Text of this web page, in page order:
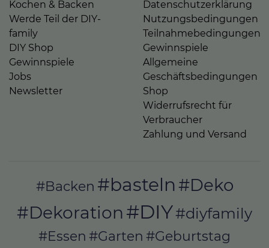
Kochen & Backen
Werde Teil der DIY-
family
DIY Shop
Gewinnspiele
Jobs
Newsletter
Datenschutzerklärung
Nutzungsbedingungen
Teilnahmebedingungen
Gewinnspiele
Allgemeine
Geschäftsbedingungen
Shop
Widerrufsrecht für
Verbraucher
Zahlung und Versand
#Backen #basteln #Deko
#Dekoration #DIY#diyfamily
#Essen #Garten #Geburtstag